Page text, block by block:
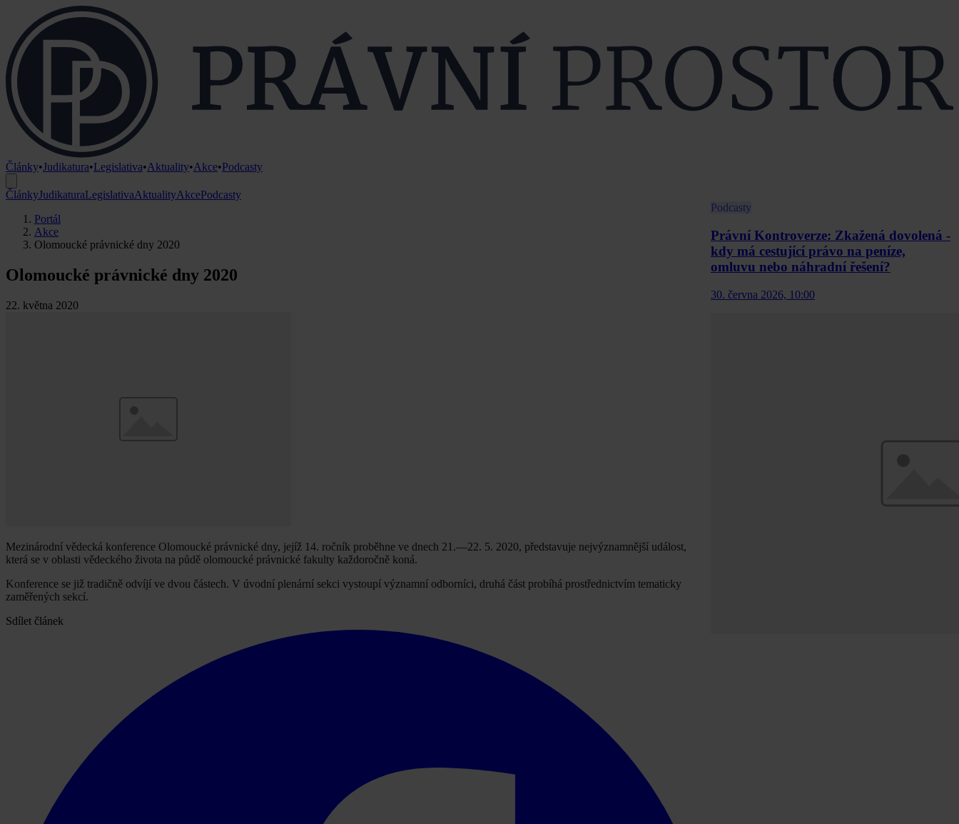
Články•Judikatura•Legislativa•Aktuality•Akce•Podcasty
ČlánkyJudikaturaLegislativaAktualityAkcePodcasty
Portál
Akce
Olomoucké právnické dny 2020
Olomoucké právnické dny 2020
22. května 2020
Mezinárodní vědecká konference Olomoucké právnické dny, jejíž 14. ročník proběhne ve dnech 21.—22. 5. 2020, představuje nejvýznamnější událost,
která se v oblasti vědeckého života na půdě olomoucké právnické fakulty každoročně koná.
Konference se již tradičně odvíjí ve dvou částech. V úvodní plenární sekci vystoupí významní odborníci, druhá část probíhá prostřednictvím tematicky
zaměřených sekcí.
Sdílet článek
Podcasty
Právní Kontroverze: Zkažená dovolená -
kdy má cestující právo na peníze,
omluvu nebo náhradní řešení?
30. června 2026, 10:00